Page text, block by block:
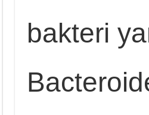
bakteri